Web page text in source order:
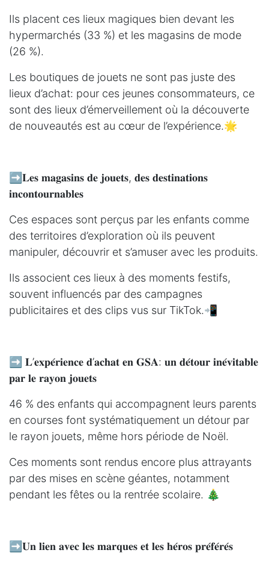
Ils placent ces lieux magiques bien devant les
hypermarchés (33 %) et les magasins de mode
(26 %).
Les boutiques de jouets ne sont pas juste des
lieux d’achat: pour ces jeunes consommateurs, ce
sont des lieux d’émerveillement où la découverte
de nouveautés est au cœur de l’expérience.🌟
➡️𝐋𝐞𝐬 𝐦𝐚𝐠𝐚𝐬𝐢𝐧𝐬 𝐝𝐞 𝐣𝐨𝐮𝐞𝐭𝐬, 𝐝𝐞𝐬 𝐝𝐞𝐬𝐭𝐢𝐧𝐚𝐭𝐢𝐨𝐧𝐬
𝐢𝐧𝐜𝐨𝐧𝐭𝐨𝐮𝐫𝐧𝐚𝐛𝐥𝐞𝐬
Ces espaces sont perçus par les enfants comme
des territoires d’exploration où ils peuvent
manipuler, découvrir et s’amuser avec les produits.
Ils associent ces lieux à des moments festifs,
souvent influencés par des campagnes
publicitaires et des clips vus sur TikTok.📲
➡️ 𝐋’𝐞𝐱𝐩𝐞́𝐫𝐢𝐞𝐧𝐜𝐞 𝐝’𝐚𝐜𝐡𝐚𝐭 𝐞𝐧 𝐆𝐒𝐀: 𝐮𝐧 𝐝𝐞́𝐭𝐨𝐮𝐫 𝐢𝐧𝐞́𝐯𝐢𝐭𝐚𝐛𝐥𝐞
𝐩𝐚𝐫 𝐥𝐞 𝐫𝐚𝐲𝐨𝐧 𝐣𝐨𝐮𝐞𝐭𝐬
46 % des enfants qui accompagnent leurs parents
en courses font systématiquement un détour par
le rayon jouets, même hors période de Noël.
Ces moments sont rendus encore plus attrayants
par des mises en scène géantes, notamment
pendant les fêtes ou la rentrée scolaire. 🎄
➡️𝐔𝐧 𝐥𝐢𝐞𝐧 𝐚𝐯𝐞𝐜 𝐥𝐞𝐬 𝐦𝐚𝐫𝐪𝐮𝐞𝐬 𝐞𝐭 𝐥𝐞𝐬 𝐡𝐞́𝐫𝐨𝐬 𝐩𝐫𝐞́𝐟𝐞́𝐫𝐞́𝐬